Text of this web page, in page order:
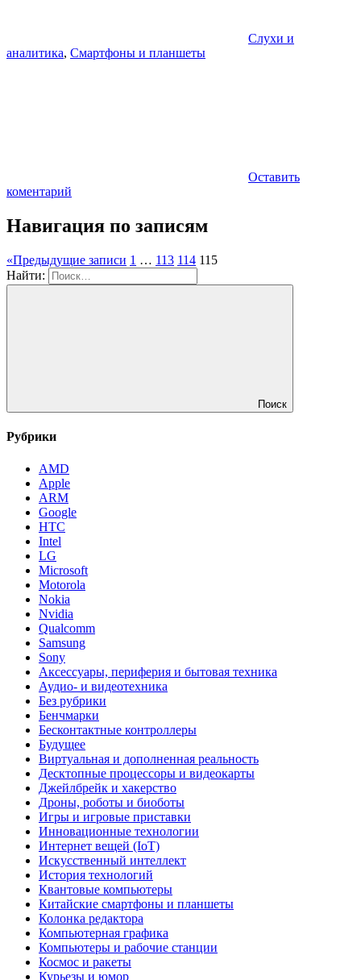
Слухи и
аналитика, Смартфоны и планшеты
Оставить
коментарий
Навигация по записям
«Предыдущие записи 1 … 113 114 115
Найти:
Поиск
Рубрики
AMD
Apple
ARM
Google
HTC
Intel
LG
Microsoft
Motorola
Nokia
Nvidia
Qualcomm
Samsung
Sony
Аксессуары, периферия и бытовая техника
Аудио- и видеотехника
Без рубрики
Бенчмарки
Бесконтактные контроллеры
Будущее
Виртуальная и дополненная реальность
Десктопные процессоры и видеокарты
Джейлбрейк и хакерство
Дроны, роботы и биоботы
Игры и игровые приставки
Инновационные технологии
Интернет вещей (IoT)
Искусственный интеллект
История технологий
Квантовые компьютеры
Китайские смартфоны и планшеты
Колонка редактора
Компьютерная графика
Компьютеры и рабочие станции
Космос и ракеты
Курьезы и юмор